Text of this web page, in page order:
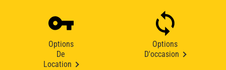
Options
De
Location
Options
D'occasion